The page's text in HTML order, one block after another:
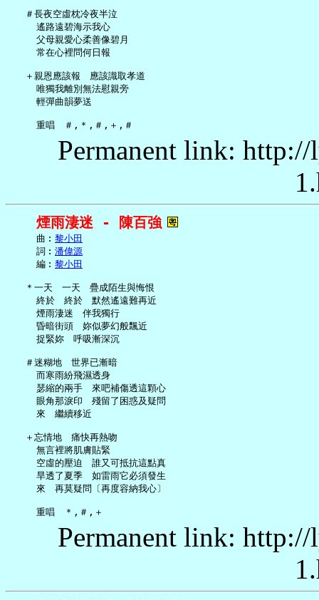
   ＃長夜空虛枕冷夜半泣
     遙路遠碧海示我心
     父母親愛心柔善像碧月
     常在心裡問何日報
   ＋親恩應該報　應該識取孝道
     唯獨我離別無法慰親旁
     輕彈曲韻夢送
Permanent link:
煙雨淒迷 - 陳百強
     曲︰
黎小田
     詞︰
潘偉源
     編︰
黎小田
   ＊一天　一天　疊成陌生與悔恨
     終於　終於　默然遙遠難再近
     煙雨淒迷　伴我獨行
     昏暗街頭　妳似夢幻般飄近
     捉緊妳　呼吸漸深沉
   ＃迷糊地　世界已漸暗
     而寒雨紛飛濕透身
     瑟縮的兩手　來吧補傷透這顆心
     眼角那淚印　殘留了困惑及疑問
     來　繼續移近
   ＋忘情地　痛快再熱吻
     無言裡將肌膚貼緊
     空虛的壓迫　誰又可抵抗這點真
     旱透了夏季　如雷雨它必須發生
     來　再莫疑問〔再度容納我心〕
Permanent link: